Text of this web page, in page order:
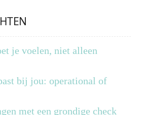
je voelen, niet alleen
bij jou: operational of
met een grondige check